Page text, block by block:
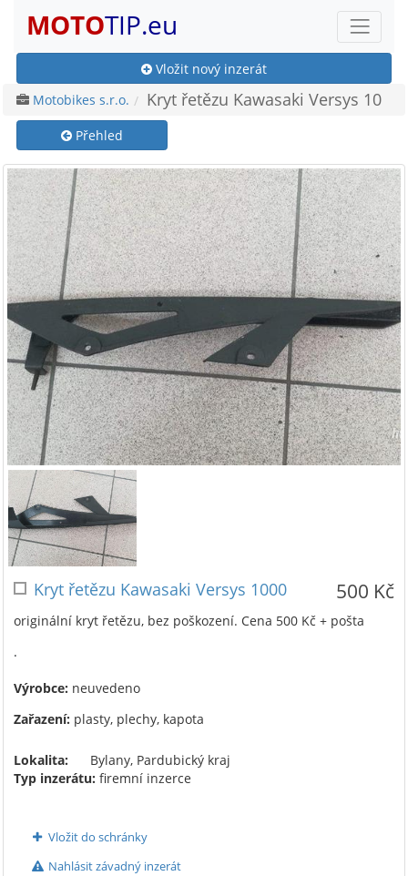
MOTOTIP.eu
Vložit nový inzerát
Motobikes s.r.o.
Kryt řetězu Kawasaki Versys 10
Přehled
500 Kč
Kryt řetězu Kawasaki Versys 1000
originální kryt řetězu, bez poškození. Cena 500 Kč + pošta
.
Výrobce: neuvedeno
Zařazení: plasty, plechy, kapota
Lokalita:
Bylany, Pardubický kraj
Typ inzerátu: firemní inzerce
Vložit do schránky
Nahlásit závadný inzerát